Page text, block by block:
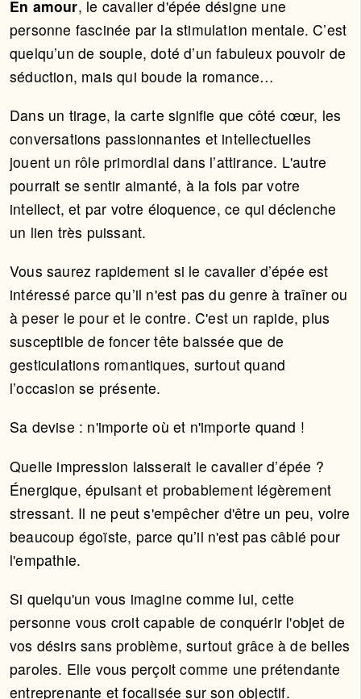
En amour, le cavalier d'épée désigne une
personne fascinée par la stimulation mentale. C’est
quelqu’un de souple, doté d’un fabuleux pouvoir de
séduction, mais qui boude la romance…
Dans un tirage, la carte signifie que côté cœur, les
conversations passionnantes et intellectuelles
jouent un rôle primordial dans l’attirance. L'autre
pourrait se sentir aimanté, à la fois par votre
intellect, et par votre éloquence, ce qui déclenche
un lien très puissant.
Vous saurez rapidement si le cavalier d’épée est
intéressé parce qu’il n'est pas du genre à traîner ou
à peser le pour et le contre. C'est un rapide, plus
susceptible de foncer tête baissée que de
gesticulations romantiques, surtout quand
l’occasion se présente.
Sa devise : n'importe où et n'importe quand !
Quelle impression laisserait le cavalier d’épée ?
Énergique, épuisant et probablement légèrement
stressant. Il ne peut s'empêcher d'être un peu, voire
beaucoup égoïste, parce qu’il n'est pas câblé pour
l'empathie.
Si quelqu'un vous imagine comme lui, cette
personne vous croit capable de conquérir l'objet de
vos désirs sans problème, surtout grâce à de belles
paroles. Elle vous perçoit comme une prétendante
entreprenante et focalisée sur son objectif.